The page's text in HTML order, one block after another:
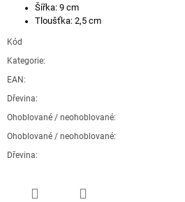
Šířka: 9 cm
Tloušťka: 2,5 cm
Kód
Kategorie:
EAN:
Dřevina:
Ohoblované / neohoblované:
Ohoblované / neohoblované:
Dřevina: